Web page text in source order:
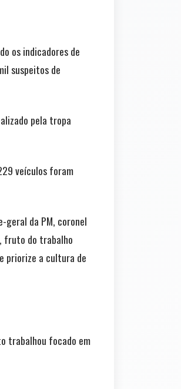
os indicadores de
suspeitos de
pela tropa
veículos foram
geral da PM, coronel
fruto do trabalho
priorize a cultura de
trabalhou focado em